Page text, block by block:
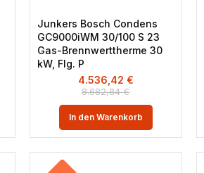
Junkers Bosch Condens
GC9000iWM 30/100 S 23
Gas-Brennwerttherme 30
kW, Flg. P
8.682,84€
4.536,42 €
In den Warenkorb